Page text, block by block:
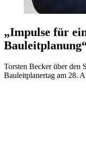
„Impulse für
Torsten Becker über den
Bauleitplanertag am 28.